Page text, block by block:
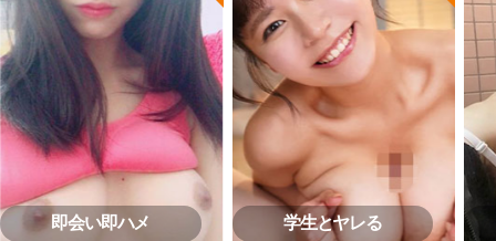
即会い即ハメ 学生とヤレる